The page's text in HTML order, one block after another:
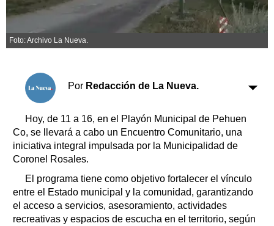
Cartón Lleno
Fúnebres
Clasificados
Suplementos
Transportes
Loterías
Datos Útiles
Edictos
Teléfonos de urgencia
Foto: Archivo La Nueva.
Por Redacción de La Nueva.
Hoy, de 11 a 16, en el Playón Municipal de Pehuen
Co, se llevará a cabo un Encuentro Comunitario, una
iniciativa integral impulsada por la Municipalidad de
Coronel Rosales.
El programa tiene como objetivo fortalecer el vínculo
entre el Estado municipal y la comunidad, garantizando
el acceso a servicios, asesoramiento, actividades
recreativas y espacios de escucha en el territorio, según